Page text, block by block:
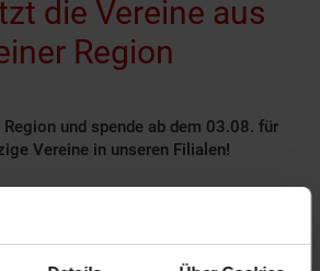
die Vereine aus
Region
und spende ab dem 03.08. für
Vereine in unseren Filialen!
Unterstützung.
in deiner Region, indem du an der